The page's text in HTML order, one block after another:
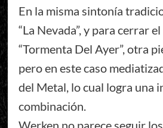
En la misma sintonía
“La Nevada”, y para cerrar
“Tormenta Del Ayer”, otra
pero en este caso
del Metal, lo cual logra una
combinación.